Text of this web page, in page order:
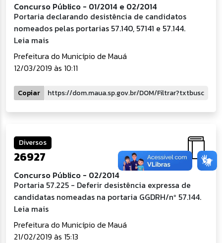
Concurso Público - 01/2014 e 02/2014
Portaria declarando desistência de candidatos
nomeados pelas portarias 57.140, 57141 e 57.144.
Leia mais
Prefeitura do Município de Mauá
12/03/2019 às 10:11
Copiar
Diversos
26927
Concurso Público - 02/2014
Portaria 57.225 - Deferir desistência expressa de
candidatas nomeadas na portaria GGDRH/nº 57.144.
Leia mais
Prefeitura do Município de Mauá
21/02/2019 às 15:13